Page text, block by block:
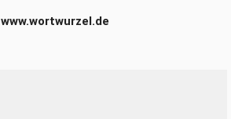
www.wortwurzel.de